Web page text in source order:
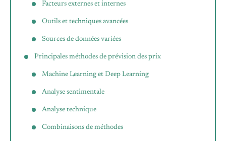
Facteurs externes et internes
Outils et techniques avancées
Sources de données variées
Principales méthodes de prévision des prix
Machine Learning et Deep Learning
Analyse sentimentale
Analyse technique
Combinaisons de méthodes